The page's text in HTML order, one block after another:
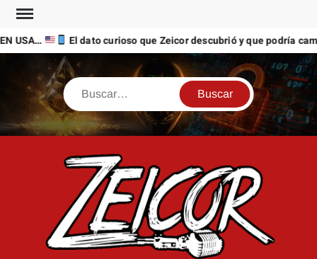
Saltar
contenido
USA… El dato curioso que Zeicor descubrió y que podría
Buscar